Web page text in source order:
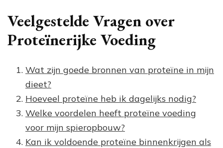
Veelgestelde Vragen over
Proteïnerijke Voeding
Wat zijn goede bronnen van proteïne in mijn
dieet?
Hoeveel proteïne heb ik dagelijks nodig?
Welke voordelen heeft proteïne voeding
voor mijn spieropbouw?
Kan ik voldoende proteïne binnenkrijgen als